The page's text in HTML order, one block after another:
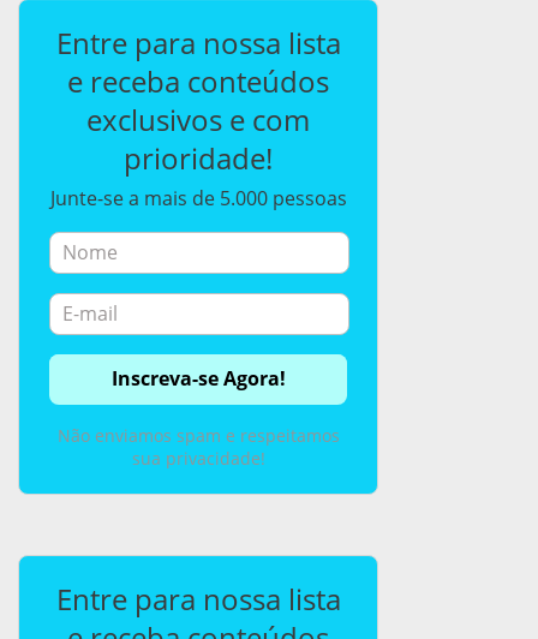
Entre para nossa lista
e receba conteúdos
exclusivos e com
prioridade!
Junte-se a mais de 5.000 pessoas
Não enviamos spam e respeitamos
sua privacidade!
Entre para nossa lista